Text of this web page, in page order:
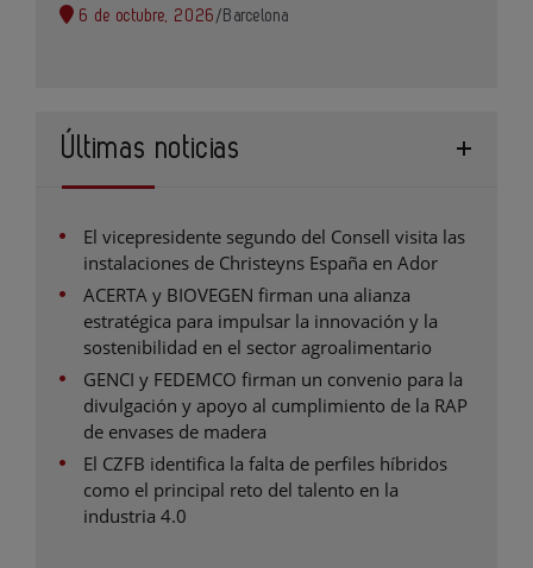
6 de octubre, 2026 / Barcelona
Últimas noticias
El vicepresidente segundo del Consell visita las
instalaciones de Christeyns España en Ador
ACERTA y BIOVEGEN firman una alianza
estratégica para impulsar la innovación y la
sostenibilidad en el sector agroalimentario
GENCI y FEDEMCO firman un convenio para la
divulgación y apoyo al cumplimiento de la RAP
de envases de madera
El CZFB identifica la falta de perfiles híbridos
como el principal reto del talento en la
industria 4.0